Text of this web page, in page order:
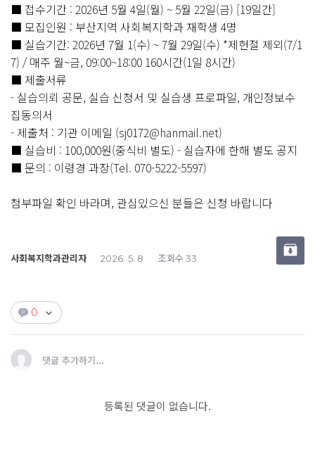
■ 접수기간 : 2026년 5월 4일(월) ~ 5월 22일(금) [19일간]
■ 모집인원 : 부산지역 사회복지학과 재학생 4명
■ 실습기간: 2026년 7월 1(수) ~ 7월 29일(수) *제헌절 제외(7/1
7) / 매주 월~금, 09:00~18:00 160시간(1일 8시간)
■ 제출서류
- 실습의뢰 공문, 실습 신청서 및 실습생 프로파일, 개인정보수
집동의서
- 제출처 : 기관 이메일 (sj0172@hanmail.net)
■ 실습비 : 100,000원(중식비 별도) - 실습자에 한해 별도 공지
■ 문의 : 이령경 과장(Tel. 070-5222-5597)
첨부파일 확인 바라며, 관심있으신 분들은 신청 바랍니다
사회복지학과관리자 2026. 5. 8 조회수 33
0
댓글 추가하기...
등록된 댓글이 없습니다.